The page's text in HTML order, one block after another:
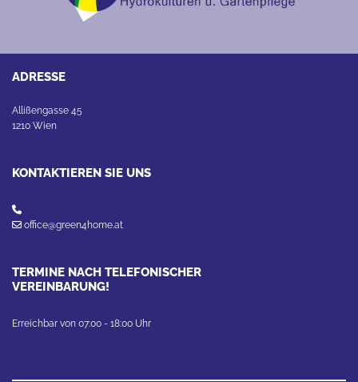
ADRESSE
Allißengasse 45
1210 Wien
KONTAKTIEREN SIE UNS

 office@green4home.at
TERMINE NACH TELEFONISCHER
VEREINBARUNG!
Erreichbar von 07:00 - 18:00 Uhr